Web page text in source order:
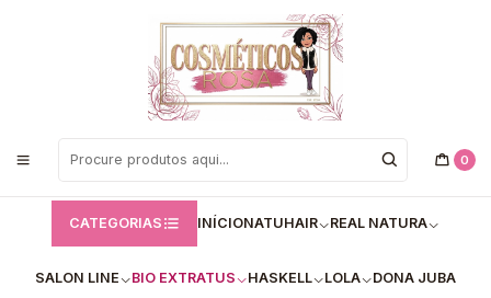
0
CATEGORIAS INÍCIONATUHAIR REAL NATURA
SALON LINE BIO EXTRATUS HASKELL LOLA DONA JUBA
Bem vindos a Loja de Cosméticos Rosa!
Bio Extratus / kits
Bio Extratus / kits